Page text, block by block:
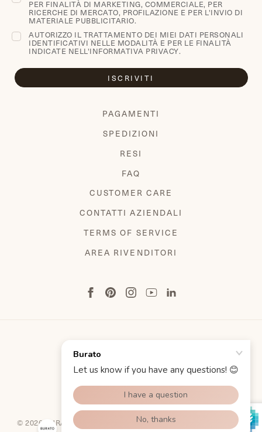
PER FINALITÀ DI MARKETING, COMMERCIALE, PER
RICERCHE DI MERCATO, PROFILAZIONE E PER L'INVIO DI
MATERIALE PUBBLICITARIO.
AUTORIZZO IL TRATTAMENTO DEI MIEI DATI PERSONALI
IDENTIFICATIVI NELLE MODALITÀ E PER LE FINALITÀ
INDICATE NELL'INFORMATIVA PRIVACY.
ISCRIVITI
PAGAMENTI
SPEDIZIONI
RESI
FAQ
CUSTOMER CARE
CONTATTI AZIENDALI
TERMS OF SERVICE
AREA RIVENDITORI
© 2026 BURATO GIOIELLI SPA ALL RIGHT RESERVED | P.IVA E
TERMINI E CONDIZIONI
INFORMATIVA SULLA PRIVACY
COOKIE POLICY